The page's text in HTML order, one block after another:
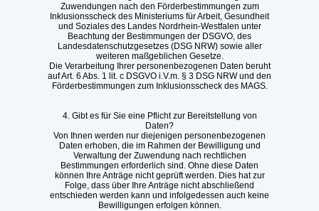
Zuwendungen nach den Förderbestimmungen zum
Inklusionsscheck des Ministeriums für Arbeit, Gesundheit
und Soziales des Landes Nordrhein-Westfalen unter
Beachtung der Bestimmungen der DSGVO, des
Landesdatenschutzgesetzes (DSG NRW) sowie aller
weiteren maßgeblichen Gesetze.
Die Verarbeitung Ihrer personenbezogenen Daten beruht
auf Art. 6 Abs. 1 lit. c DSGVO i.V.m. § 3 DSG NRW und den
Förderbestimmungen zum Inklusionsscheck des MAGS.
4. Gibt es für Sie eine Pflicht zur Bereitstellung von
Daten?
Von Ihnen werden nur diejenigen personenbezogenen
Daten erhoben, die im Rahmen der Bewilligung und
Verwaltung der Zuwendung nach rechtlichen
Bestimmungen erforderlich sind. Ohne diese Daten
können Ihre Anträge nicht geprüft werden. Dies hat zur
Folge, dass über Ihre Anträge nicht abschließend
entschieden werden kann und infolgedessen auch keine
Bewilligungen erfolgen können.